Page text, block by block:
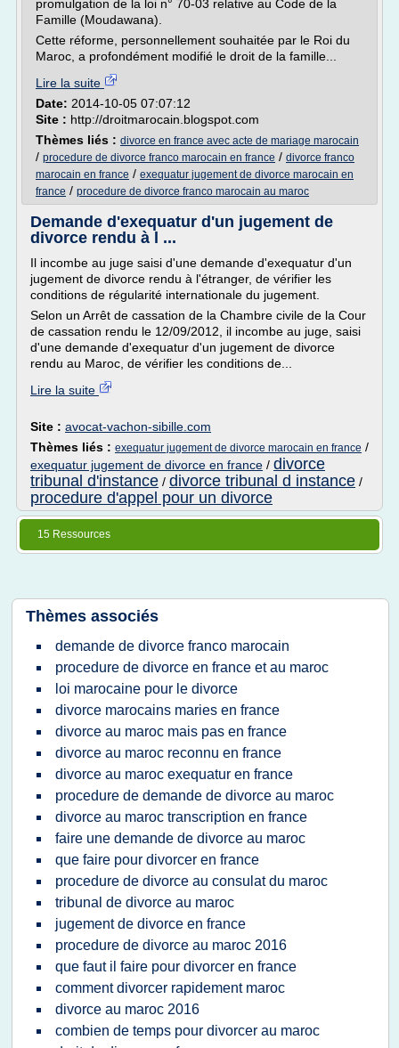
promulgation de la loi n° 70-03 relative au Code de la
Famille (Moudawana).
Cette réforme, personnellement souhaitée par le Roi du
Maroc, a profondément modifié le droit de la famille...
Lire la suite
Date: 2014-10-05 07:07:12
Site : http://droitmarocain.blogspot.com
Thèmes liés : divorce en france avec acte de mariage marocain
/ procedure de divorce franco marocain en france / divorce franco
marocain en france / exequatur jugement de divorce marocain en
france / procedure de divorce franco marocain au maroc
Demande d'exequatur d'un jugement de
divorce rendu à l ...
Il incombe au juge saisi d'une demande d'exequatur d'un
jugement de divorce rendu à l'étranger, de vérifier les
conditions de régularité internationale du jugement.
Selon un Arrêt de cassation de la Chambre civile de la Cour
de cassation rendu le 12/09/2012, il incombe au juge, saisi
d'une demande d'exequatur d'un jugement de divorce
rendu au Maroc, de vérifier les conditions de...
Lire la suite
Site : avocat-vachon-sibille.com
Thèmes liés : exequatur jugement de divorce marocain en france /
exequatur jugement de divorce en france / divorce
tribunal d'instance / divorce tribunal d instance /
procedure d'appel pour un divorce
15 Ressources
Thèmes associés
demande de divorce franco marocain
procedure de divorce en france et au maroc
loi marocaine pour le divorce
divorce marocains maries en france
divorce au maroc mais pas en france
divorce au maroc reconnu en france
divorce au maroc exequatur en france
procedure de demande de divorce au maroc
divorce au maroc transcription en france
faire une demande de divorce au maroc
que faire pour divorcer en france
procedure de divorce au consulat du maroc
tribunal de divorce au maroc
jugement de divorce en france
procedure de divorce au maroc 2016
que faut il faire pour divorcer en france
comment divorcer rapidement maroc
divorce au maroc 2016
combien de temps pour divorcer au maroc